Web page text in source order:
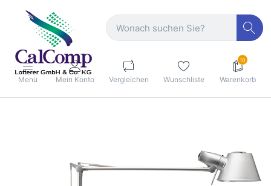
Menü Mein Konto Vergleichen Wunschliste
10
Warenkorb